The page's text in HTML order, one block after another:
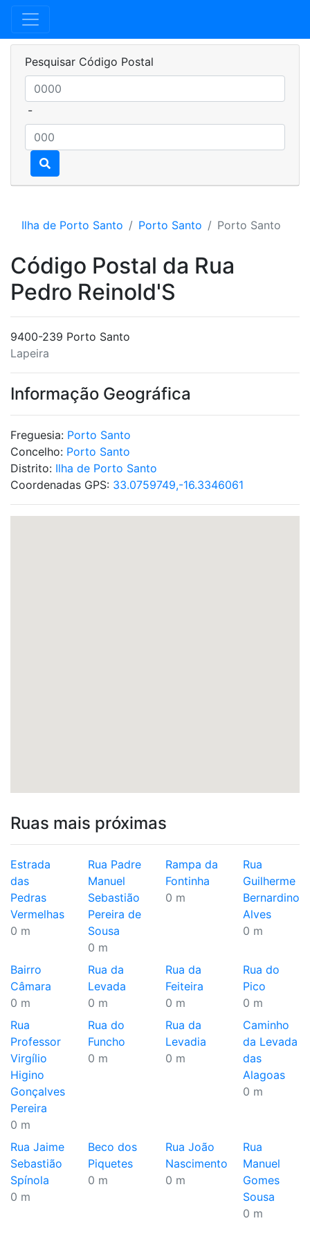
Pesquisar Código Postal
-
Ilha de Porto Santo Porto Santo Porto Santo
Código Postal da Rua
Pedro Reinold'S
9400-239 Porto Santo
Lapeira
Informação Geográfica
Freguesia: Porto Santo
Concelho: Porto Santo
Distrito: Ilha de Porto Santo
Coordenadas GPS: 33.0759749,-16.3346061
Ruas mais próximas
Estrada
das
Pedras
Vermelhas
0 m
Rua Padre
Manuel
Sebastião
Pereira de
Sousa
0 m
Rampa da
Fontinha
0 m
Rua
Guilherme
Bernardino
Alves
0 m
Bairro
Câmara
0 m
Rua da
Levada
0 m
Rua da
Feiteira
0 m
Rua do
Pico
0 m
Rua
Professor
Virgílio
Higino
Gonçalves
Pereira
0 m
Rua do
Funcho
0 m
Rua da
Levadia
0 m
Caminho
da Levada
das
Alagoas
0 m
Rua Jaime
Sebastião
Spínola
0 m
Beco dos
Piquetes
0 m
Rua João
Nascimento
0 m
Rua
Manuel
Gomes
Sousa
0 m